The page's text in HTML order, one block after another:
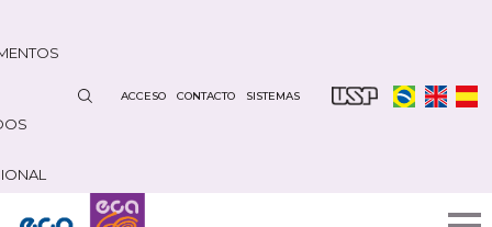
contenido
ACCESO CONTACTO SISTEMAS